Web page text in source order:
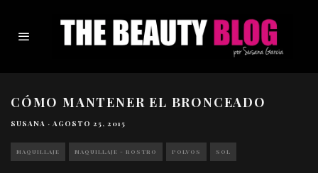
CÓMO MANTENER EL BRONCEADO
SUSANA · AGOSTO 25, 2015
MAQUILLAJE MAQUILLAJE - ROSTRO POLVOS SOL